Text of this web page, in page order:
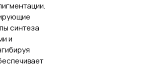
синтеза
и